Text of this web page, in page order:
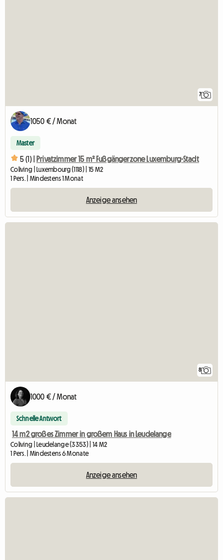
7
1050 € / Monat
Master
5 (1) | Privatzimmer 15 m² Fußgängerzone Luxemburg-Stadt
Coliving | Luxembourg (1118) | 15 M2
1 Pers. | Mindestens 1 Monat
Anzeige ansehen
8
1000 € / Monat
Schnelle Antwort
14 m2 großes Zimmer in großem Haus in Leudelange
Coliving | Leudelange (3353) | 14 M2
1 Pers. | Mindestens 6 Monate
Anzeige ansehen